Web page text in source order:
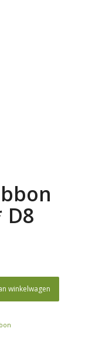
D8
winkelwagen